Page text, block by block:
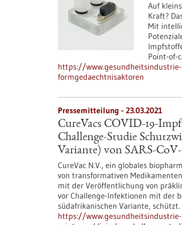
Auf
Kraft?
Mit
Point-of-
https://
formgedaechtnisaktoren
Pressemitteilung - 23.03.2021
CureVacs COVID-19-
Challenge-Studie
Variante) von SARS-
CureVac N.V., ein globales
von transformativen
mit der Veröffentlichung von
vor Challenge-Infektionen mit der
südafrikanischen Variante, schützt.
https://